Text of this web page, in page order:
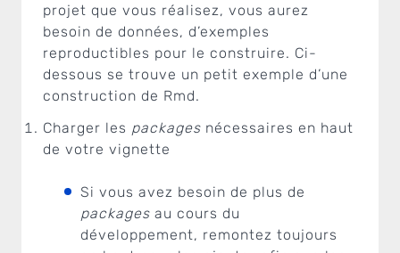
projet que vous réalisez, vous aurez
besoin de données, d’exemples
reproductibles pour le construire. Ci-
dessous se trouve un petit exemple d’une
construction de Rmd.
Charger les packages nécessaires en haut
de votre vignette
Si vous avez besoin de plus de
packages au cours du
développement, remontez toujours
J'accepte le stockage et le traitement de mes
données et autorise ThinkR à me contacter.